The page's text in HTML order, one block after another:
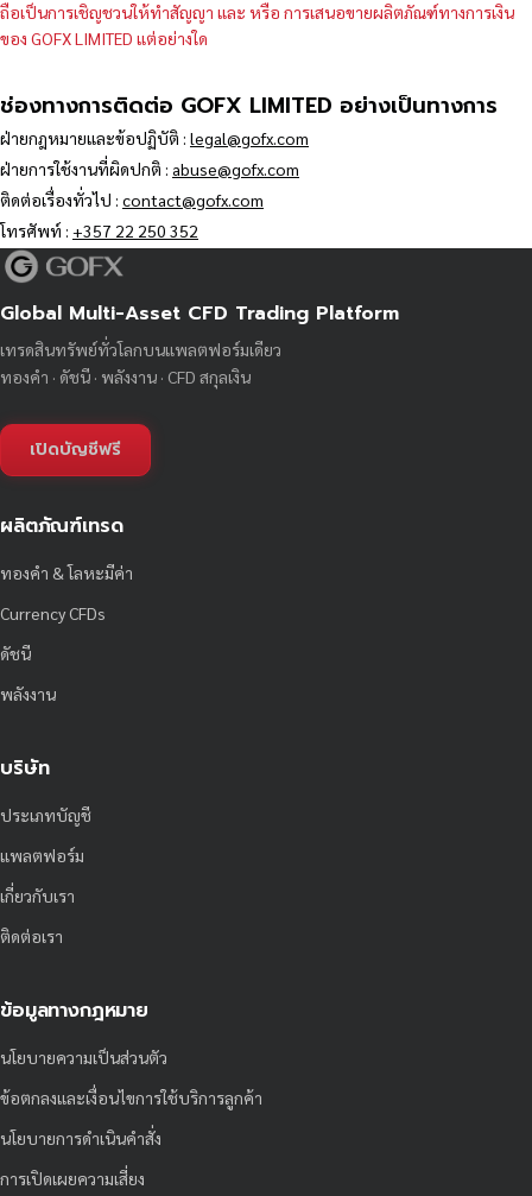
ถือเป็นการเชิญชวนให้ทำสัญญา และ หรือ การเสนอขายผลิตภัณฑ์ทางการเงิน
ของ GOFX LIMITED แต่อย่างใด
ช่องทางการติดต่อ GOFX LIMITED อย่างเป็นทางการ
ฝ่ายกฎหมายและข้อปฏิบัติ : legal@gofx.com
ฝ่ายการใช้งานที่ผิดปกติ : abuse@gofx.com
ติดต่อเรื่องทั่วไป : contact@gofx.com
โทรศัพท์ : +357 22 250 352
Global Multi-Asset CFD Trading Platform
เทรดสินทรัพย์ทั่วโลกบนแพลตฟอร์มเดียว
ทองคำ · ดัชนี · พลังงาน · CFD สกุลเงิน
เปิดบัญชีฟรี
ผลิตภัณฑ์เทรด
ทองคำ & โลหะมีค่า
Currency CFDs
ดัชนี
พลังงาน
บริษัท
ประเภทบัญชี
แพลตฟอร์ม
เกี่ยวกับเรา
ติดต่อเรา
ข้อมูลทางกฎหมาย
นโยบายความเป็นส่วนตัว
ข้อตกลงและเงื่อนไขการใช้บริการลูกค้า
นโยบายการดำเนินคำสั่ง
การเปิดเผยความเสี่ยง